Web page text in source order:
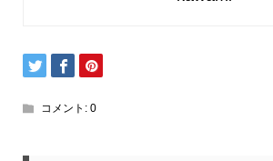
コメント: 0